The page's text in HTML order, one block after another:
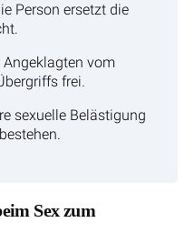
Person ersetzt die
vom
frei.
sexuelle Belästigung
Sex zum